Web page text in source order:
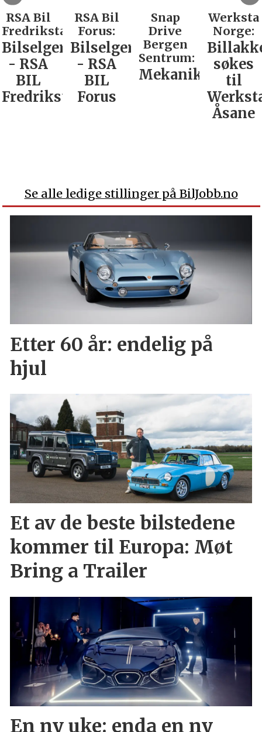
RSA Bil
Fredrikstad:
Bilselger
- RSA
BIL
Fredrikstad
RSA Bil
Forus:
Bilselger
- RSA
BIL
Forus
Snap
Drive
Bergen
Sentrum:
Mekaniker
Werksta
Norge:
søkes
til
Åsane
Se alle ledige stillinger på BilJobb.no
Etter 60 år: endelig på
hjul
Et av de beste bilstedene
kommer til Europa: Møt
Bring a Trailer
En ny uke: enda en ny